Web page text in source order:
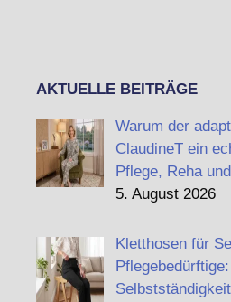
AKTUELLE BEITRÄGE
Warum der
ClaudineT ein
Pflege, Reha
5. August 2026
Kletthosen für